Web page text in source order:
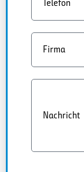
Telefon
Firma
Nachricht